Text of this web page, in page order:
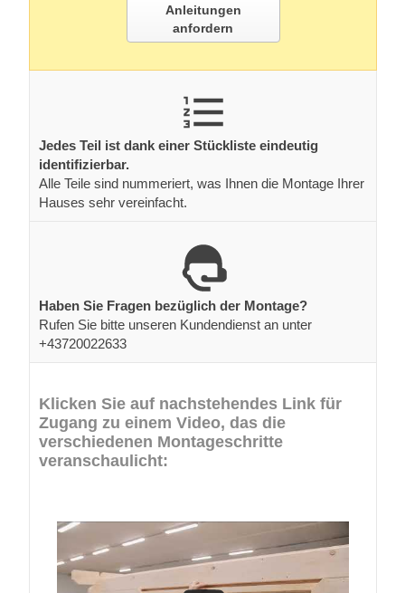
Anleitungen
anfordern
Jedes Teil ist dank einer Stückliste eindeutig
identifizierbar.
Alle Teile sind nummeriert, was Ihnen die Montage Ihrer
Hauses sehr vereinfacht.
Haben Sie Fragen bezüglich der Montage?
Rufen Sie bitte unseren Kundendienst an unter
+43720022633
Klicken Sie auf nachstehendes Link für
Zugang zu einem Video, das die
verschiedenen Montageschritte
veranschaulicht: